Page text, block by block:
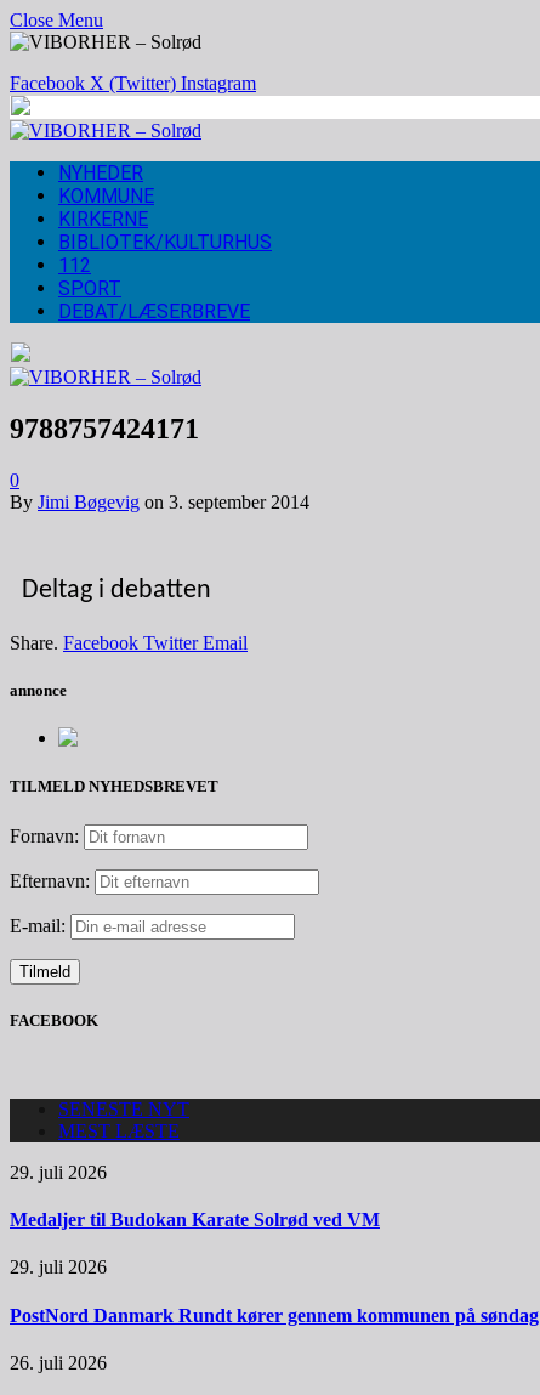
Close Menu
Facebook X (Twitter) Instagram
NYHEDER
KOMMUNE
KIRKERNE
BIBLIOTEK/KULTURHUS
112
SPORT
DEBAT/LÆSERBREVE
9788757424171
0
By Jimi Bøgevig on 3. september 2014
Deltag i debatten
Share. Facebook Twitter Email
annonce
TILMELD NYHEDSBREVET
Fornavn:
Efternavn:
E-mail:
FACEBOOK
SENESTE NYT
MEST LÆSTE
29. juli 2026
Medaljer til Budokan Karate Solrød ved VM
29. juli 2026
PostNord Danmark Rundt kører gennem kommunen på søndag
26. juli 2026